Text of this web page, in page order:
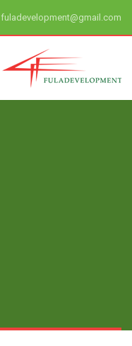
fuladevelopment@gmail.com